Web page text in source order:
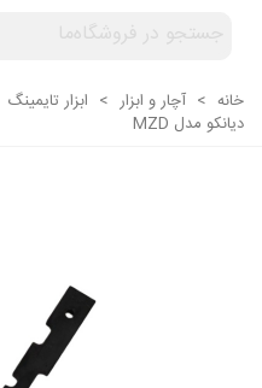
خانه > آچار و ابزار > ابزار تایمینگ
دیانکو مدل MZD